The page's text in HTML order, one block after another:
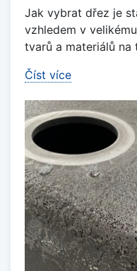
Jak vybrat dřez je
vzhledem v
tvarů a materiálů na
Číst více